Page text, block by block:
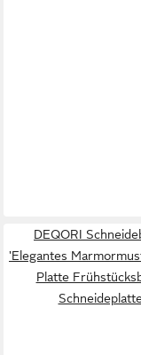
DEQORI
'Elegantes
Platte